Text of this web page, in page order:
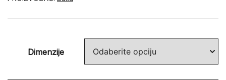
Dimenzije